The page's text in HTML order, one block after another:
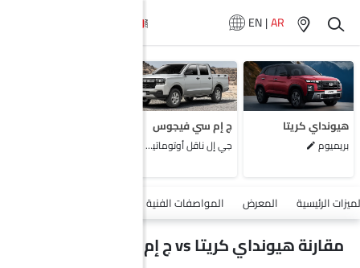
EN|AR
هيونداي كريتا
بريميوم
ج إم سي فيجوس
جي إل ناقل أوتوماتيكي دفع ثنائي يورو 4
الرئيسية المعرض المواصفات الفنية
مقارنة هيونداي كريتا vs ج إم سي فيجوس